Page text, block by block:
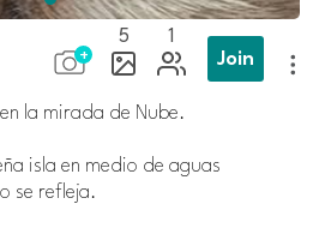
5
1
Join
la mirada de Nube.
isla en medio de aguas
se refleja.